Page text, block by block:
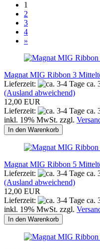
1
2
3
4
»
Magnat MIG Ribbon 3
Lieferzeit:
ca.
(Ausland abweichend)
12,00 EUR
Lieferzeit:
ca.
inkl. 19% MwSt. zzgl.
In den Warenkorb
Magnat MIG Ribbon 5
Lieferzeit:
ca.
(Ausland abweichend)
12,00 EUR
Lieferzeit:
ca.
inkl. 19% MwSt. zzgl.
In den Warenkorb